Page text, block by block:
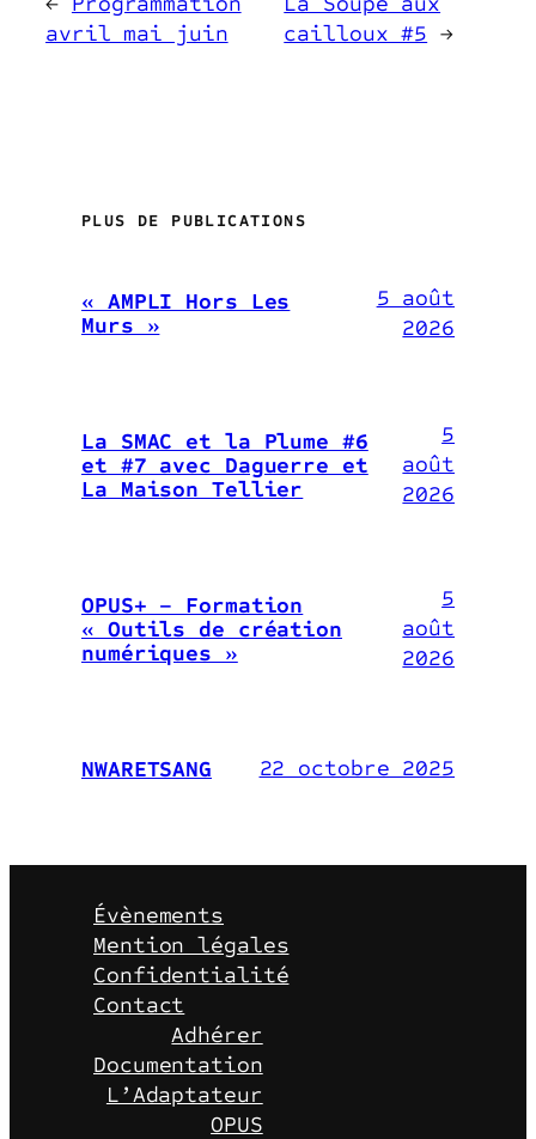
avril mai juin
cailloux #5 →
PLUS DE PUBLICATIONS
« AMPLI Hors Les
Murs »
5 août
2026
La SMAC et la Plume #6
et #7 avec Daguerre et
La Maison Tellier
5
août
2026
OPUS+ – Formation
« Outils de création
numériques »
5
août
2026
NWARETSANG 22 octobre 2025
Évènements
Mention légales
Confidentialité
Contact
Adhérer
Documentation
L’Adaptateur
OPUS